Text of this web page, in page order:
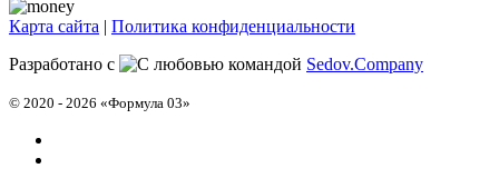
Карта сайта | Политика конфиденциальности
Разработано с
командой Sedov.Company
© 2020 - 2026 «Формула 03»